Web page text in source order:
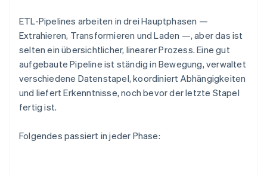
ETL-Pipelines arbeiten in drei Hauptphasen —
Extrahieren, Transformieren und Laden —, aber das ist
selten ein übersichtlicher, linearer Prozess. Eine gut
aufgebaute Pipeline ist ständig in Bewegung, verwaltet
verschiedene Datenstapel, koordiniert Abhängigkeiten
und liefert Erkenntnisse, noch bevor der letzte Stapel
fertig ist.
Folgendes passiert in jeder Phase: